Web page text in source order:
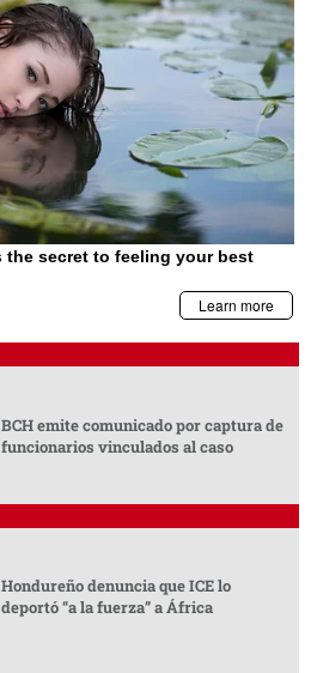
BCH emite comunicado por captura de
funcionarios vinculados al caso
Hondureño denuncia que ICE lo
deportó “a la fuerza” a África